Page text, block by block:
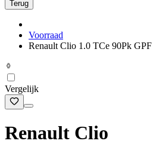
Terug
Voorraad
Renault Clio 1.0 TCe 90Pk
Vergelijk
Renault Clio